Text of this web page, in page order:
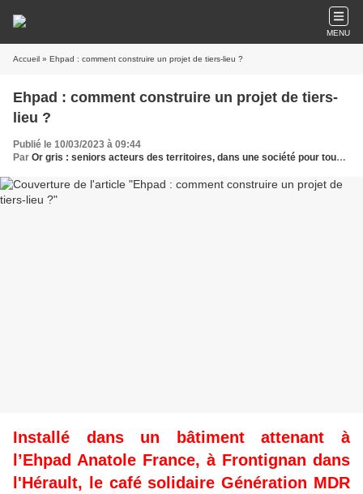
MENU
Accueil » Ehpad : comment construire un projet de tiers-lieu ?
Ehpad : comment construire un projet de tiers-
lieu ?
Publié le 10/03/2023 à 09:44
Par Or gris : seniors acteurs des territoires, dans une société pour tous les âges
Installé dans un bâtiment attenant à
l’Ehpad Anatole France, à Frontignan dans
l'Hérault, le café solidaire Génération MDR